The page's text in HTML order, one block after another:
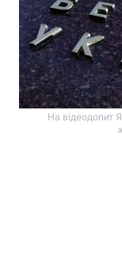
На відеодопит